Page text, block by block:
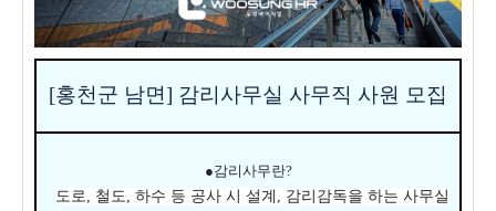
[홍천군 남면] 감리사무실 사무직 사원 모집
●감리사무란?
도로, 철도, 하수 등 공사 시 설계 , 감리감독을 하는 사무실